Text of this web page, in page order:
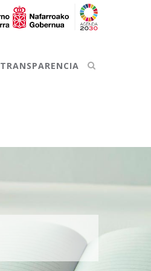
TRANSPARENCIA